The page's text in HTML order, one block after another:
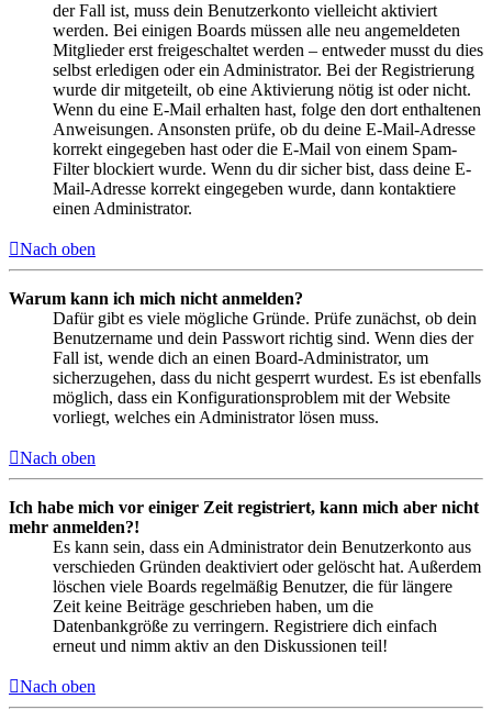
der Fall ist, muss dein Benutzerkonto vielleicht aktiviert
werden. Bei einigen Boards müssen alle neu angemeldeten
Mitglieder erst freigeschaltet werden – entweder musst du dies
selbst erledigen oder ein Administrator. Bei der Registrierung
wurde dir mitgeteilt, ob eine Aktivierung nötig ist oder nicht.
Wenn du eine E-Mail erhalten hast, folge den dort enthaltenen
Anweisungen. Ansonsten prüfe, ob du deine E-Mail-Adresse
korrekt eingegeben hast oder die E-Mail von einem Spam-
Filter blockiert wurde. Wenn du dir sicher bist, dass deine E-
Mail-Adresse korrekt eingegeben wurde, dann kontaktiere
einen Administrator.
Nach oben
Warum kann ich mich nicht anmelden?
Dafür gibt es viele mögliche Gründe. Prüfe zunächst, ob dein
Benutzername und dein Passwort richtig sind. Wenn dies der
Fall ist, wende dich an einen Board-Administrator, um
sicherzugehen, dass du nicht gesperrt wurdest. Es ist ebenfalls
möglich, dass ein Konfigurationsproblem mit der Website
vorliegt, welches ein Administrator lösen muss.
Nach oben
Ich habe mich vor einiger Zeit registriert, kann mich aber nicht
mehr anmelden?!
Es kann sein, dass ein Administrator dein Benutzerkonto aus
verschieden Gründen deaktiviert oder gelöscht hat. Außerdem
löschen viele Boards regelmäßig Benutzer, die für längere
Zeit keine Beiträge geschrieben haben, um die
Datenbankgröße zu verringern. Registriere dich einfach
erneut und nimm aktiv an den Diskussionen teil!
Nach oben